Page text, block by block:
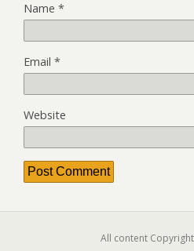
Name *
Email *
Website
All content